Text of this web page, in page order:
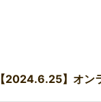
【2024.6.25】オン